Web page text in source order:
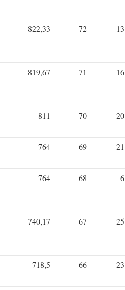
822,33 72 13
819,67 71 16
811 70 20
764 69 21
764 68 6
740,17 67 25
718,5 66 23